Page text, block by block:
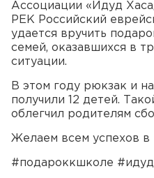
Ассоциации «Идуд
РЕК Российский
удается вручить
семей, оказавшихся в
ситуации.
В этом году рюкзак и
получили 12 детей.
облегчил родителям
Желаем всем успехов в
#подароккшколе